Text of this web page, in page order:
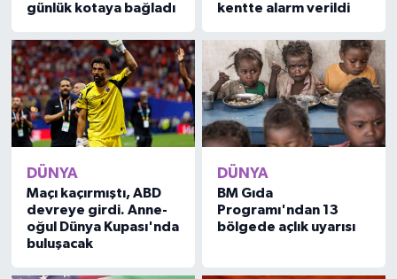
günlük kotaya bağladı
kentte alarm verildi
DÜNYA
Maçı kaçırmıştı, ABD
devreye girdi. Anne-
oğul Dünya Kupası'nda
buluşacak
DÜNYA
BM Gıda
Programı'ndan 13
bölgede açlık uyarısı